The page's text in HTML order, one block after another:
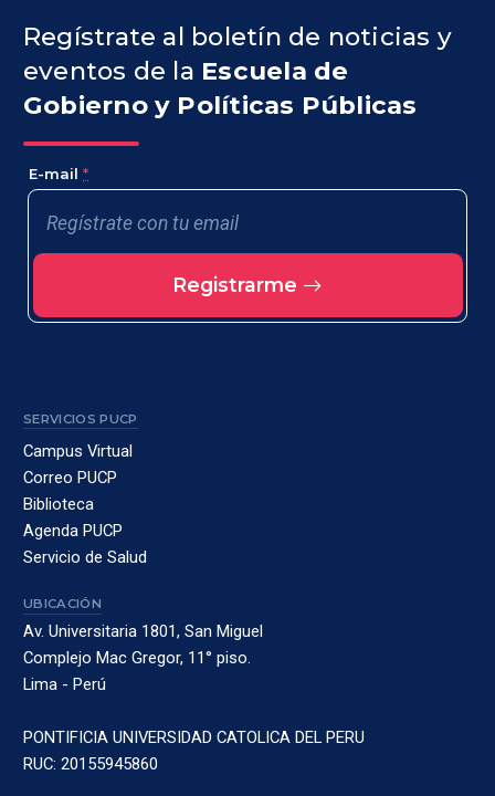
Regístrate al boletín de noticias y
eventos de la Escuela de
Gobierno y Políticas Públicas
E-mail *
Registrarme
SERVICIOS PUCP
Campus Virtual
Correo PUCP
Biblioteca
Agenda PUCP
Servicio de Salud
UBICACIÓN
Av. Universitaria 1801, San Miguel
Complejo Mac Gregor, 11° piso.
Lima - Perú
PONTIFICIA UNIVERSIDAD CATOLICA DEL PERU
RUC: 20155945860